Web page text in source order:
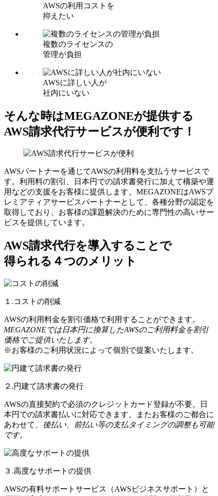
AWSの利用コストを
抑えたい
複数のライセンスの
管理が負担
AWSに詳しい人が
社内にいない
そんな時はMEGAZONEが提供する
AWS請求代行サービスが便利です！
AWSパートナーを通じてAWSの利用料を支払うサービスで
す。利用料の割引、日本円での請求書発行に加えて構築や運
用などの支援をお客様に提供します。MEGAZONEはAWSプ
レミアティアサービスパートナーとして、各種分野の認定を
取得しており、お客様の課題解決のために専門性の高いサー
ビスを提供しています。
AWS請求代行を導入することで
得られる４つのメリット
１.コストの削減
AWSの利用料金を割引価格で利用することができます。
MEGAZONEでは日本円に換算したAWSのご利用料金を割引
価格でご提供いたします。
※お客様のご利用状況によって個別で提案いたします。
２.円建て請求書の発行
AWSの直接契約で必須のクレジットカード登録が不要。日
本円での請求書払いに対応できます。またお客様のご都合に
あわせて、 後払い、前払い等の支払タイミングの調整も可能
です。
３.高度なサポートの提供
AWSの有料サポートサービス（AWSビジネスサポート）と